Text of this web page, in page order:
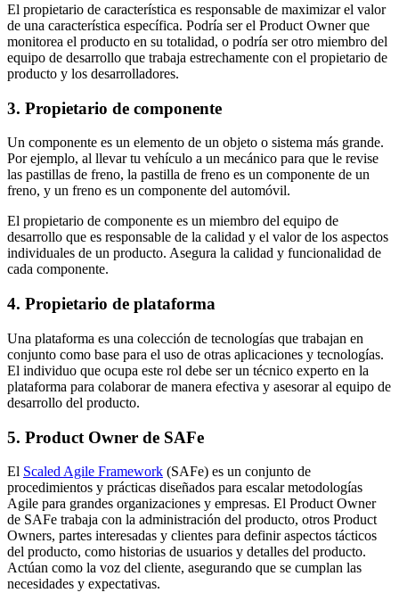
El propietario de característica es responsable de maximizar el valor
de una característica específica. Podría ser el Product Owner que
monitorea el producto en su totalidad, o podría ser otro miembro del
equipo de desarrollo que trabaja estrechamente con el propietario de
producto y los desarrolladores.
3. Propietario de componente
Un componente es un elemento de un objeto o sistema más grande.
Por ejemplo, al llevar tu vehículo a un mecánico para que le revise
las pastillas de freno, la pastilla de freno es un componente de un
freno, y un freno es un componente del automóvil.
El propietario de componente es un miembro del equipo de
desarrollo que es responsable de la calidad y el valor de los aspectos
individuales de un producto. Asegura la calidad y funcionalidad de
cada componente.
4. Propietario de plataforma
Una plataforma es una colección de tecnologías que trabajan en
conjunto como base para el uso de otras aplicaciones y tecnologías.
El individuo que ocupa este rol debe ser un técnico experto en la
plataforma para colaborar de manera efectiva y asesorar al equipo de
desarrollo del producto.
5. Product Owner de SAFe
El Scaled Agile Framework (SAFe) es un conjunto de
procedimientos y prácticas diseñados para escalar metodologías
Agile para grandes organizaciones y empresas. El Product Owner
de SAFe trabaja con la administración del producto, otros Product
Owners, partes interesadas y clientes para definir aspectos tácticos
del producto, como historias de usuarios y detalles del producto.
Actúan como la voz del cliente, asegurando que se cumplan las
necesidades y expectativas.